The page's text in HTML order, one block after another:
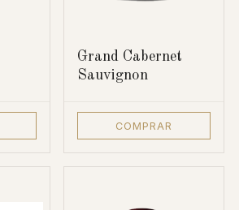
Grand Cabernet
Sauvignon
COMPRAR